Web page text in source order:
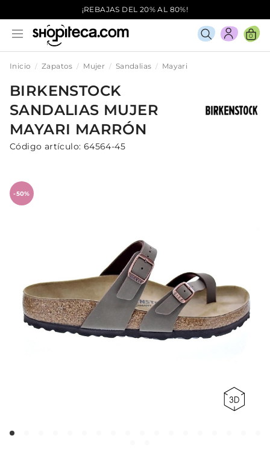
¡REBAJAS DEL 20% AL 80%!
0
Inicio Zapatos Mujer Sandalias Mayari
BIRKENSTOCK
SANDALIAS MUJER
MAYARI MARRÓN
Código artículo: 64564-45
-50%